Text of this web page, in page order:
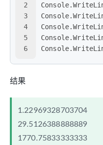
2
3
4
5
6
结果
1.22969328703704
29.5126388888889
1770.75833333333